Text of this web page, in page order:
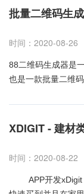
就能得到回复，这
2、在APP里加入
大的用户来说也相
识别出来。 3、在询问的界面里支持视频 图片的上
传，可以帮助医生做出
都不用去医院，统
络这一特性，对于
面诊。在医疗行业，
司，APP定制开发
影响力的互联网解
批量二维码生
时间：2020-08-26
88二维码生成器是
也是一款批量二维
XDIGIT - 建材
时间：2020-08-22
APP开发xDigit